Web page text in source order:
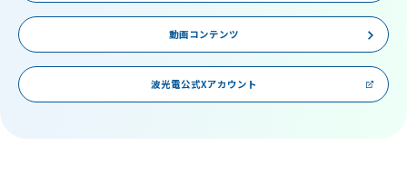
動画コンテンツ
波光電公式Xアカウント